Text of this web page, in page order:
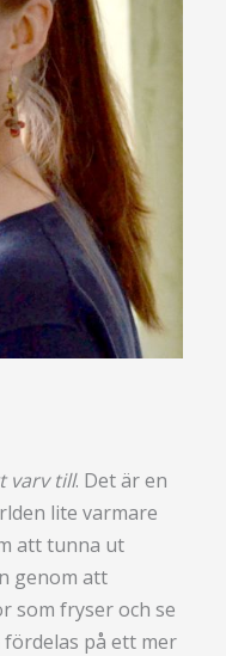
varv till. Det är en
lite varmare
att tunna ut
genom att
som fryser och se
på ett mer